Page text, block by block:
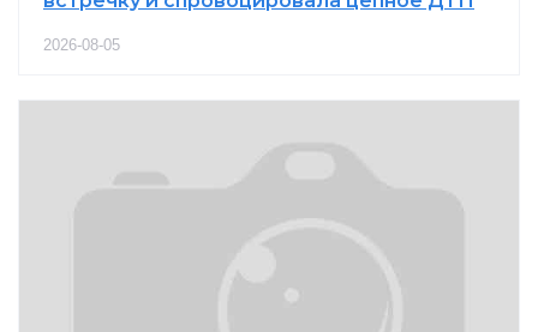
2026-08-05